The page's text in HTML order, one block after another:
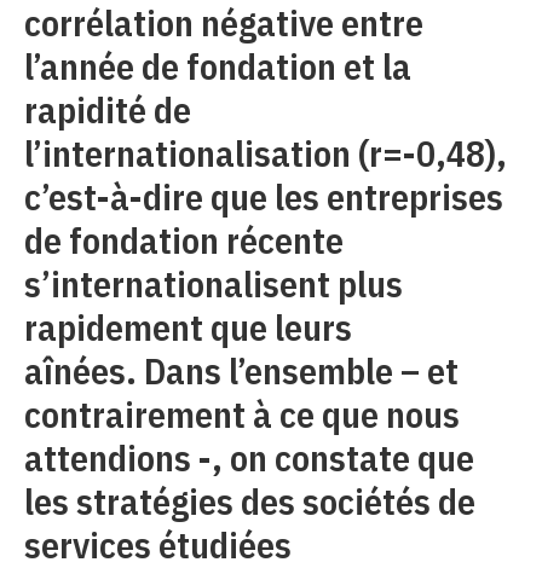
corrélation négative entre
l’année de fondation et la
rapidité de
l’internationalisation (r=-0,48),
c’est-à-dire que les entreprises
de fondation récente
s’internationalisent plus
rapidement que leurs
aînées. Dans l’ensemble – et
contrairement à ce que nous
attendions -, on constate que
les stratégies des sociétés de
services étudiées